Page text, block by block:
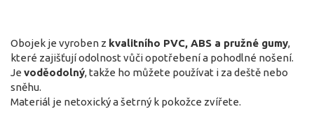
Obojek je vyroben z kvalitního PVC, ABS a pružné gumy,
které zajišťují odolnost vůči opotřebení a pohodlné nošení.
Je voděodolný, takže ho můžete používat i za deště nebo
sněhu.
Materiál je netoxický a šetrný k pokožce zvířete.